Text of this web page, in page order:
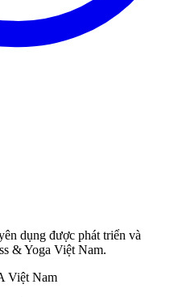
dụng được phát triển và
& Yoga Việt Nam.
Việt Nam